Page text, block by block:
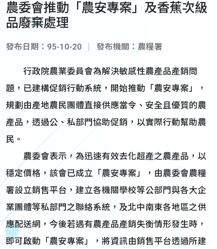
農委會推動「農安專案」及香蕉次級
品廢棄處理
發布日期：95-10-20 發布機關：農糧署
行政院農業委員會為解決敏感性農產品產銷問
題，已建構促銷行動系統，開始推動「農安專案」，
規劃由產地農民團體直接供應當令、安全且優質的農
產品，透過公、私部門協助促銷，以實際行動幫助農
民。
農委會表示，為迅速有效去化超產之農產品，以
穩定價格，該會已成立「農安專案」，由農委會農糧
署設立銷售平台，建立各機關學校等公部門與各大企
業團體等私部門之聯絡系統，及北中南東各地區之供
應配送網，今後若遇有農產品產銷失衡情形發生時，
即可啟動「農安專案」，將資訊由銷售平台透過所建